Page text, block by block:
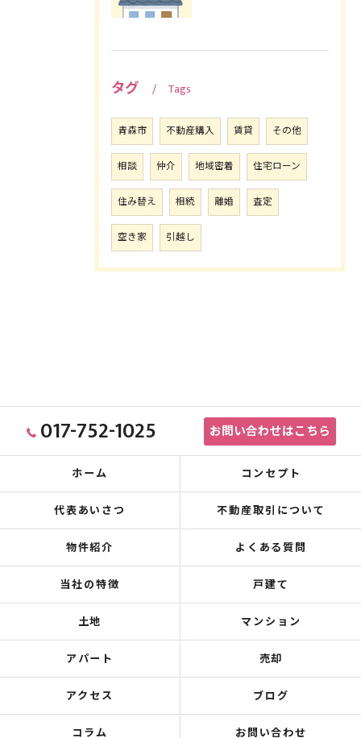
タグ Tags
青森市 不動産購入 賃貸 その他
相談 仲介 地域密着 住宅ローン
住み替え 相続 離婚 査定
空き家 引越し
017-752-1025 お問い合わせはこちら
ホーム コンセプト
代表あいさつ 不動産取引について
物件紹介 よくある質問
当社の特徴 戸建て
土地 マンション
アパート 売却
アクセス ブログ
コラム お問い合わせ